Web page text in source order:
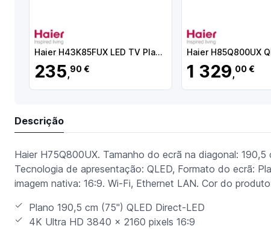
Haier H43K85FUX LED TV Plano 109,2 cm (43") 4K Ultra HD, Smart TV, Wi-Fi, Ethernet, LAN, Bluetooth, Preto - 6971926013730
235,90 € 1 329,00 €
Descrição
Haier H75Q800UX. Tamanho do ecrã na diagonal:
Tecnologia de apresentação: QLED, Formato do ecrã:
imagem nativa: 16:9. Wi-Fi, Ethernet LAN. Cor do
Plano 190,5 cm (75") QLED Direct-LED
4K Ultra HD 3840 x 2160 pixels 16:9